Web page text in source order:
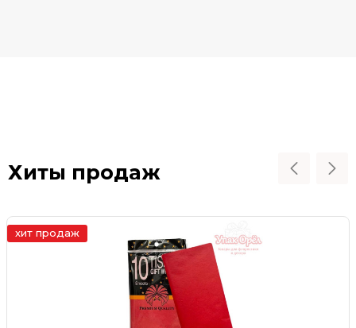
Хиты продаж
хит продаж